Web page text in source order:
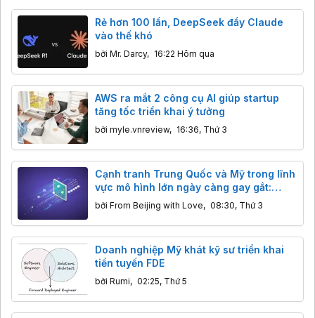
Rẻ hơn 100 lần, DeepSeek đẩy Claude
vào thế khó
bởi Mr. Darcy, 16:22 Hôm qua
AWS ra mắt 2 công cụ AI giúp startup
tăng tốc triển khai ý tưởng
bởi myle.vnreview, 16:36, Thứ 3
Cạnh tranh Trung Quốc và Mỹ trong lĩnh
vực mô hình lớn ngày càng gay gắt:
Hàng Mỹ giảm giá mạnh để cạnh tranh
với Kimi và DeepSeek
bởi From Beijing with Love, 08:30, Thứ 3
Doanh nghiệp Mỹ khát kỹ sư triển khai
tiền tuyến FDE
bởi Rumi, 02:25, Thứ 5